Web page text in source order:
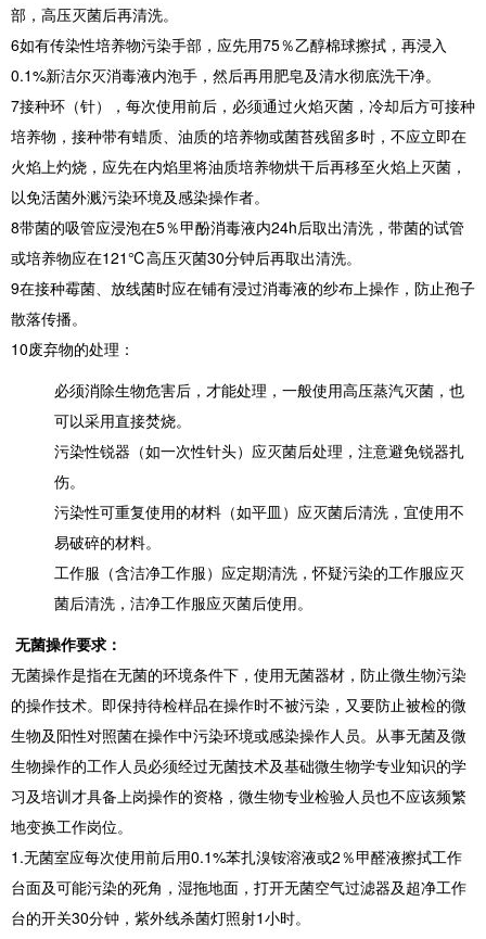
部，高压灭菌后再清洗。
6如有传染性培养物污染手部，应先用75％乙醇棉球擦拭，再浸入
0.1%新洁尔灭消毒液内泡手，然后再用肥皂及清水彻底洗干净。
7接种环（针），每次使用前后，必须通过火焰灭菌，冷却后方可接种
培养物，接种带有蜡质、油质的培养物或菌苔残留多时，不应立即在
火焰上灼烧，应先在内焰里将油质培养物烘干后再移至火焰上灭菌，
以免活菌外溅污染环境及感染操作者。
8带菌的吸管应浸泡在5％甲酚消毒液内24h后取出清洗，带菌的试管
或培养物应在121℃高压灭菌30分钟后再取出清洗。
9在接种霉菌、放线菌时应在铺有浸过消毒液的纱布上操作，防止孢子
散落传播。
10废弃物的处理：
必须消除生物危害后，才能处理，一般使用高压蒸汽灭菌，也
可以采用直接焚烧。
污染性锐器（如一次性针头）应灭菌后处理，注意避免锐器扎
伤。
污染性可重复使用的材料（如平皿）应灭菌后清洗，宜使用不
易破碎的材料。
工作服（含洁净工作服）应定期清洗，怀疑污染的工作服应灭
菌后清洗，洁净工作服应灭菌后使用。
无菌操作要求：
无菌操作是指在无菌的环境条件下，使用无菌器材，防止微生物污染
的操作技术。即保持待检样品在操作时不被污染，又要防止被检的微
生物及阳性对照菌在操作中污染环境或感染操作人员。从事无菌及微
生物操作的工作人员必须经过无菌技术及基础微生物学专业知识的学
习及培训才具备上岗操作的资格，微生物专业检验人员也不应该频繁
地变换工作岗位。
1.无菌室应每次使用前后用0.1%苯扎溴铵溶液或2％甲醛液擦拭工作
台面及可能污染的死角，湿拖地面，打开无菌空气过滤器及超净工作
台的开关30分钟，紫外线杀菌灯照射1小时。